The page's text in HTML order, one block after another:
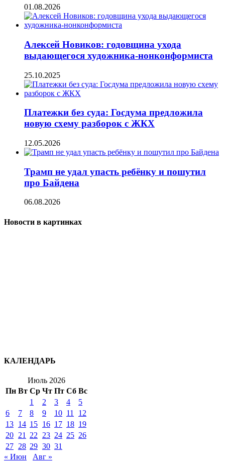
01.08.2026
Алексей Новиков: годовщина ухода
выдающегося художника-нонконформиста
25.10.2025
Платежки без суда: Госдума предложила
новую схему разборок с ЖКХ
12.05.2026
Трамп не удал упасть ребёнку и пошутил
про Байдена
06.08.2026
Новости в картинках
КАЛЕНДАРЬ
Июль 2026
Пн Вт Ср Чт Пт Сб Вс
1
2 3 4
5
6
7 8 9 10 11
12
13 14 15 16 17 18 19
20 21 22 23 24 25 26
27 28 29 30 31
« Июн
Авг »